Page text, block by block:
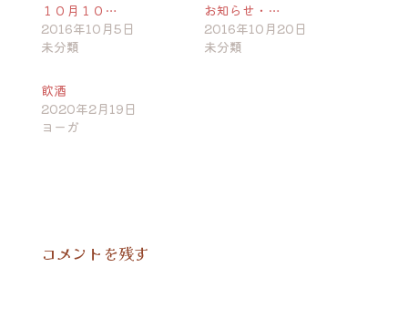
１０月１０…
2016年10月5日
未分類
お知らせ・…
2016年10月20日
未分類
飲酒
2020年2月19日
ヨーガ
コメントを残す